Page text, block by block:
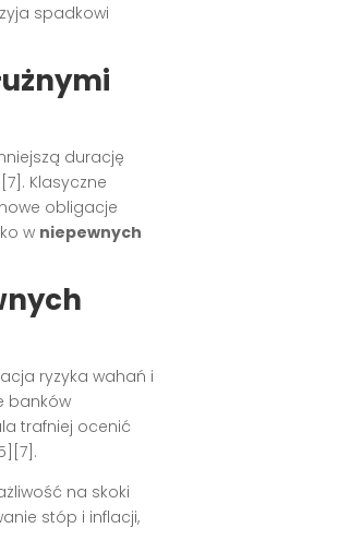
spadkowi
durację
Klasyczne
obligacje
w niepewnych
ryzyka wahań i
banków
trafniej ocenić
na skoki
stóp i inflacji,